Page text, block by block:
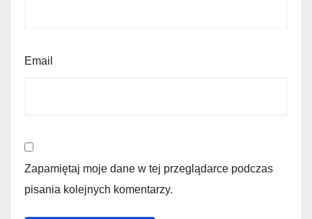
Email
Zapamiętaj moje dane w tej przeglądarce podczas
pisania kolejnych komentarzy.